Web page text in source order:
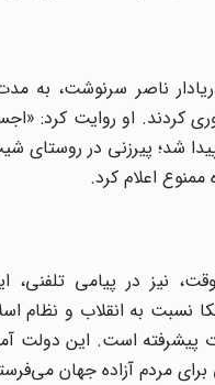
را از آب جمع‌آوری کردند. او
شد؛ پیرزنی در
نیز در پیامی
نسبت به انقلاب و
پیشرفته است. این دولت
مردم آزاده جهان